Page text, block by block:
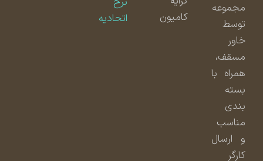
مجموعه
توسط
مسقف،
همراه با
بسته
بندی
مناسب
و ارسال
کامیون
اتحادیه